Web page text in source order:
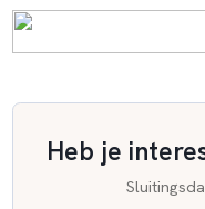
Heb je